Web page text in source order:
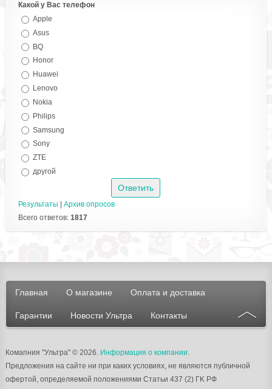
Какой у Вас телефон
Apple
Asus
BQ
Honor
Huawei
Lenovo
Nokia
Philips
Samsung
Sony
ZTE
другой
Результаты
Архив опросов
Всего ответов: 1817
Главная О магазине Оплата и доставка
Гарантии Новости Ультра Контакты
Комапния "Ультра"© 2026. Информация о компании.
Предложения на сайте ни при каких условиях, не являются публичной
офертой, определяемой положениями Статьи 437 (2) ГK РФ